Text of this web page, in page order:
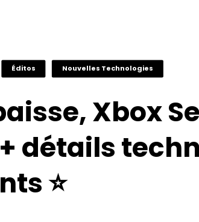
Éditos Nouvelles Technologies
Xbox
détails
⭐️